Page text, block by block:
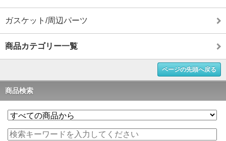
ガスケット/周辺パーツ
商品カテゴリー一覧
ページの先頭へ戻る
商品検索